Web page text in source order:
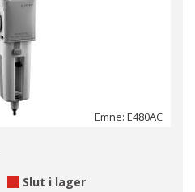
Emne: E480AC
Slut i lager